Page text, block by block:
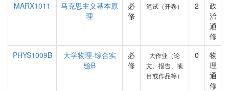
MARX1011
马克思主义基本原
理
必
修
笔试（开卷） 2
政
治
通
修
PHYS1009B
大学物理-综合实
验B
必
修
大作业（论
文、报告、项
目或作品等）
0
物
理
通
修